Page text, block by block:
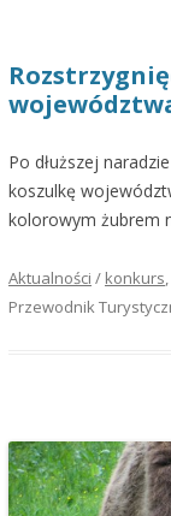
Po dłuższej
koszulkę
kolorowym żubrem
Aktualności / konkurs
Przewodnik